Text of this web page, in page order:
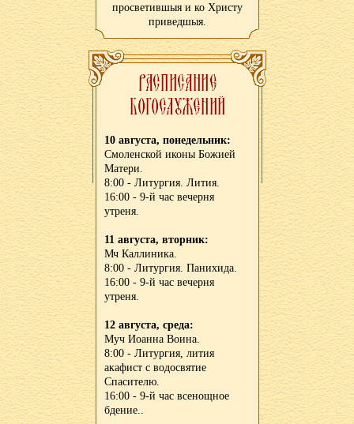
просветившыя и ко Христу
приведшыя.
10 августа, понедельник:
Смоленской иконы Божией
Матери.
8:00 - Литургия. Лития.
16:00 - 9-й час вечерня
утреня.
11 августа, вторник:
Мч Каллиника.
8:00 - Литургия. Панихида.
16:00 - 9-й час вечерня
утреня.
12 августа, среда:
Муч Иоанна Воина.
8:00 - Литургия, лития
акафист с водосвятие
Спасителю.
16:00 - 9-й час всенощное
бдение..